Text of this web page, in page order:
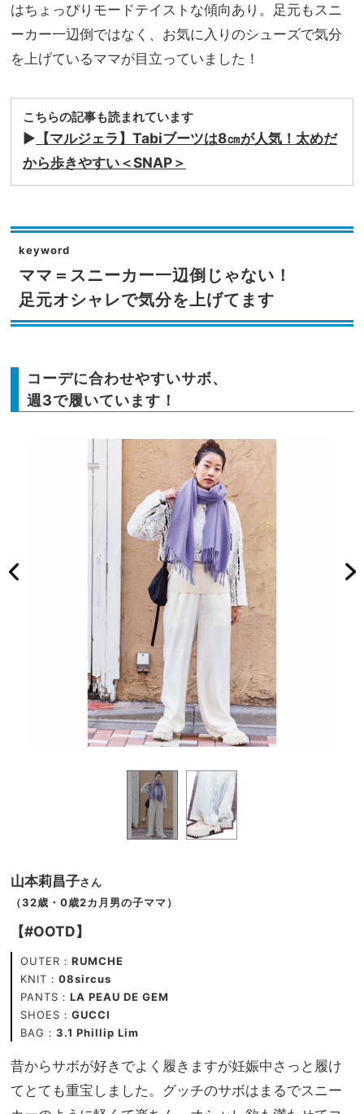
はちょっぴりモードテイストな傾向あり。足元もスニ
ーカー一辺倒ではなく、お気に入りのシューズで気分
を上げているママが目立っていました！
こちらの記事も読まれています
▶︎ 【マルジェラ】Tabiブーツは8㎝が人気！太めだ
から歩きやすい＜SNAP＞
keyword
ママ＝スニーカー一辺倒じゃない！
足元オシャレで気分を上げてます
コーデに合わせやすいサボ、
週3で履いています！
山本莉昌子さん
（32歳・0歳2カ月男の子ママ）
【#OOTD】
OUTER： RUMCHE
KNIT： 08sircus
PANTS： LA PEAU DE GEM
SHOES： GUCCI
BAG： 3.1 Phillip Lim
昔からサボが好きでよく履きますが妊娠中さっと履け
てとても重宝しました。グッチのサボはまるでスニー